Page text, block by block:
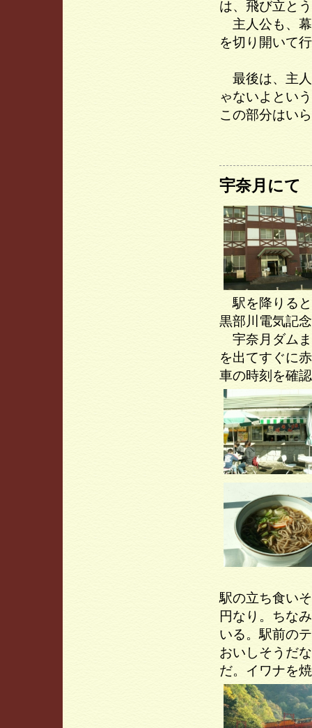
は、飛び立と
主人公も、幕
を切り開いて
最後は、主人
ゃないよとい
この部分はい
宇奈月にて
駅を降りると
黒部川電気記
宇奈月ダムま
を出てすぐに
車の時刻を確
駅の立ち食い
円なり。ちな
いる。駅前の
おいしそうだ
だ。イワナを